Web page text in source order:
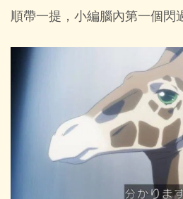
順帶一提，小編腦內第一個閃